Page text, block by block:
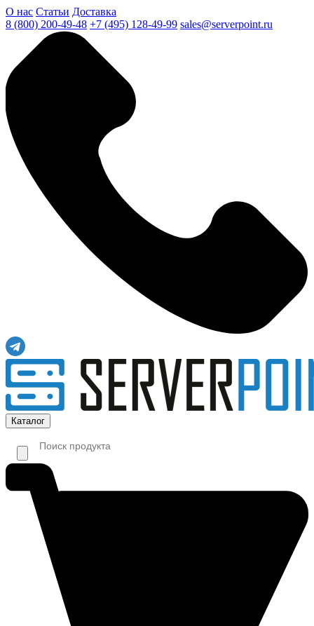
О нас Статьи Доставка
8 (800) 200-49-48 +7 (495) 128-49-99 sales@serverpoint.ru
Каталог